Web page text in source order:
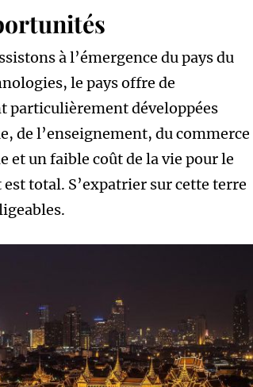
à l’émergence du pays du
le pays offre de
particulièrement développées
de l’enseignement, du commerce
et un faible coût de la vie pour le
total. S’expatrier sur cette terre